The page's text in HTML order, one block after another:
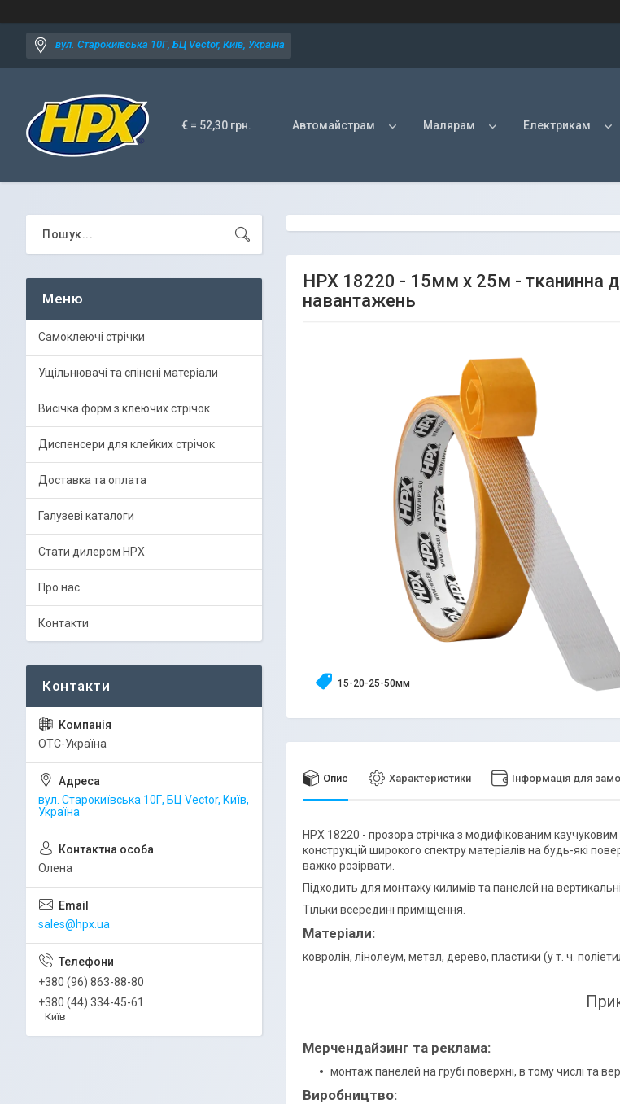
вул. Старокиївська 10Г, БЦ Vector, Київ, Україна
€ = 52,30 грн. Автомайстрам Малярам Електрикам
HPX 18220 - 15мм x 25м - тканинна
навантажень
15-20-25-50мм
Опис Характеристики Інформація для
HPX 18220 - прозора стрічка з модифікованим
конструкцій широкого спектру матеріалів на будь-які
важко розірвати.
Підходить для монтажу килимів та панелей на вертикальні
Тільки всередині приміщення.
Матеріали:
ковролін, лінолеум, метал, дерево, пластики (у т. ч.
Мерчендайзинг та реклама:
монтаж панелей на грубі поверхні, в тому числі та
Виробництво:
Самоклеючі стрічки
Ущільнювачі та спінені матеріали
Висічка форм з клеючих стрічок
Диспенсери для клейких стрічок
Доставка та оплата
Галузеві каталоги
Стати дилером HPX
Про нас
Контакти
ОТС-Україна
вул. Старокиївська 10Г, БЦ Vector, Київ,
Україна
Олена
sales@hpx.ua
+380 (96) 863-88-80
+380 (44) 334-45-61
Київ